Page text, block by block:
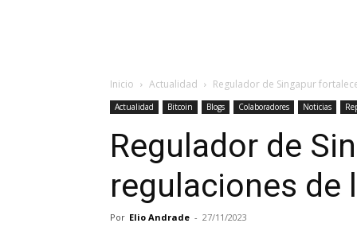
Inicio Actualidad Regulador de Singapur
Actualidad Bitcoin Blogs Colaboradores Noticias
Regulador de
regulaciones
Por Elio Andrade - 27/11/2023